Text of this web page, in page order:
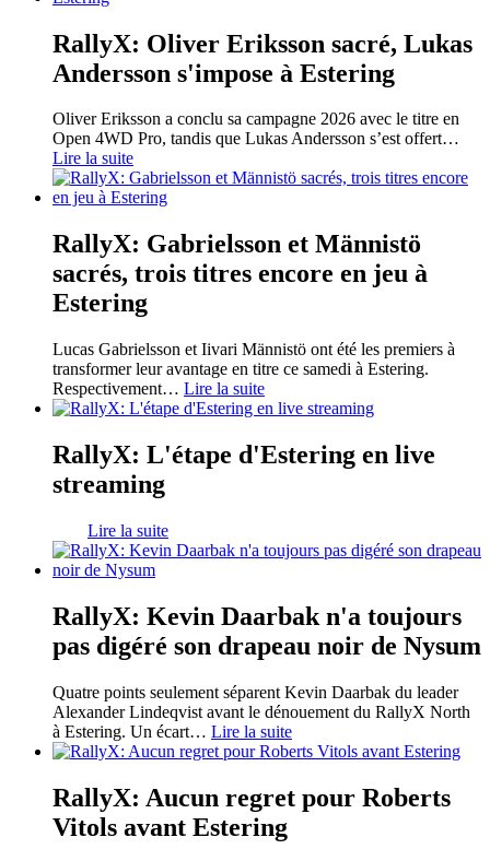
RallyX: Oliver Eriksson sacré, Lukas
Andersson s'impose à Estering
Oliver Eriksson a conclu sa campagne 2026 avec le titre en
Open 4WD Pro, tandis que Lukas Andersson s’est offert…
Lire la suite
RallyX: Gabrielsson et Männistö
sacrés, trois titres encore en jeu à
Estering
Lucas Gabrielsson et Iivari Männistö ont été les premiers à
transformer leur avantage en titre ce samedi à Estering.
Respectivement… Lire la suite
RallyX: L'étape d'Estering en live
streaming
Lire la suite
RallyX: Kevin Daarbak n'a toujours
pas digéré son drapeau noir de Nysum
Quatre points seulement séparent Kevin Daarbak du leader
Alexander Lindeqvist avant le dénouement du RallyX North
à Estering. Un écart… Lire la suite
RallyX: Aucun regret pour Roberts
Vitols avant Estering